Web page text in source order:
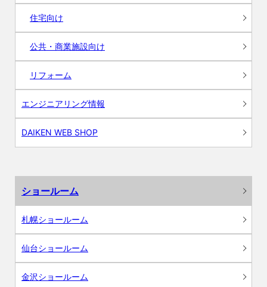
住宅向け
公共・商業施設向け
リフォーム
エンジニアリング情報
DAIKEN WEB SHOP
ショールーム
札幌ショールーム
仙台ショールーム
金沢ショールーム